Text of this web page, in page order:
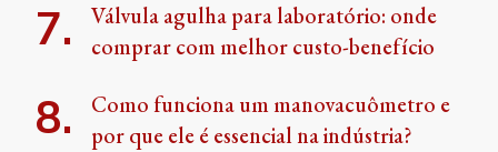
Válvula agulha para laboratório: onde
comprar com melhor custo-benefício
Como funciona um manovacuômetro e
por que ele é essencial na indústria?